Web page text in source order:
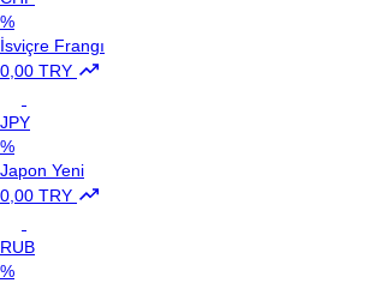
%
İsviçre Frangı
0,00 TRY
JPY
%
Japon Yeni
0,00 TRY
RUB
%